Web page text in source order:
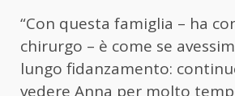
“Con questa famiglia – ha
chirurgo – è come se
lungo fidanzamento:
vedere Anna per molto